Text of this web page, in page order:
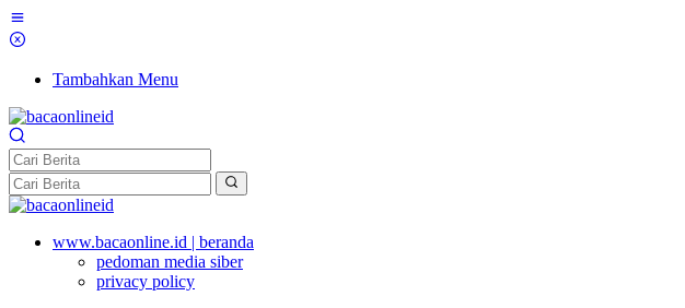
Tambahkan Menu
www.bacaonline.id | beranda
pedoman media siber
privacy policy